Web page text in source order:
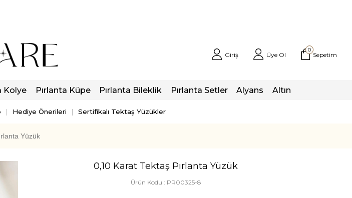
Giriş Üye Ol
0
Sepetim
Kolye Pırlanta Küpe Pırlanta Bileklik Pırlanta Setler Alyans Altın
Hediye Önerileri Sertifikalı Tektaş Yüzükler
Yüzük
0,10 Karat Tektaş Pırlanta Yüzük
Ürün Kodu : PR00325-8